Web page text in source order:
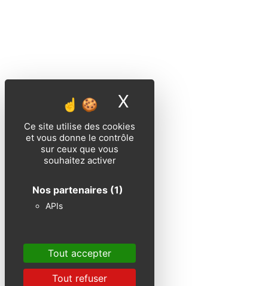
Ce site utilise des cookies
et vous donne le contrôle
sur ceux que vous
souhaitez activer
Nos partenaires (1)
APIs
Tout accepter
Tout refuser
X